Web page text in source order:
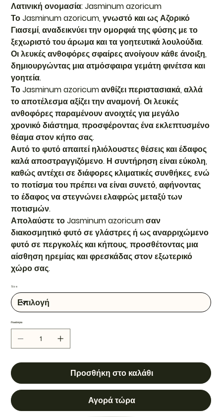
Λατινική ονομασία: Jasminum azoricum
Το Jasminum azoricum, γνωστό και ως Αζορικό
Γιασεμί, αναδεικνύει την ομορφιά της φύσης με το
ξεχωριστό του άρωμα και τα γοητευτικά λουλούδια.
Οι λευκές ανθοφόρες σφαίρες ανοίγουν κάθε άνοιξη,
δημιουργώντας μια ατμόσφαιρα γεμάτη φινέτσα και
γοητεία.
Το Jasminum azoricum ανθίζει περιστασιακά, αλλά
το αποτέλεσμα αξίζει την αναμονή. Οι λευκές
ανθοφόρες παραμένουν ανοιχτές για μεγάλο
χρονικό διάστημα, προσφέροντας ένα εκλεπτυσμένο
θέαμα στον κήπο σας.
Αυτό το φυτό απαιτεί ηλιόλουστες θέσεις και έδαφος
καλά αποστραγγιζόμενο. Η συντήρηση είναι εύκολη,
καθώς αντέχει σε διάφορες κλιματικές συνθήκες, ενώ
το ποτίσμα του πρέπει να είναι συνετό, αφήνοντας
το έδαφος να στεγνώνει ελαφρώς μεταξύ των
ποτισμών.
Απολαύστε το Jasminum azoricum σαν
διακοσμητικό φυτό σε γλάστρες ή ως αναρριχώμενο
φυτό σε περγκολές και κήπους, προσθέτοντας μια
αίσθηση ηρεμίας και φρεσκάδας στον εξωτερικό
χώρο σας.
Size
Ποσότητα
Προσθήκη στο καλάθι
Αγορά τώρα